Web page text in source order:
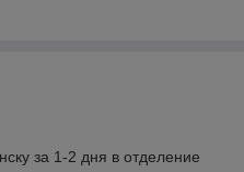
за 1-2 дня в отделение